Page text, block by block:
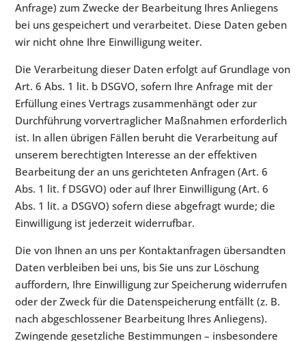
Anfrage) zum Zwecke der Bearbeitung Ihres Anliegens
bei uns gespeichert und verarbeitet. Diese Daten geben
wir nicht ohne Ihre Einwilligung weiter.
Die Verarbeitung dieser Daten erfolgt auf Grundlage von
Art. 6 Abs. 1 lit. b DSGVO, sofern Ihre Anfrage mit der
Erfüllung eines Vertrags zusammenhängt oder zur
Durchführung vorvertraglicher Maßnahmen erforderlich
ist. In allen übrigen Fällen beruht die Verarbeitung auf
unserem berechtigten Interesse an der effektiven
Bearbeitung der an uns gerichteten Anfragen (Art. 6
Abs. 1 lit. f DSGVO) oder auf Ihrer Einwilligung (Art. 6
Abs. 1 lit. a DSGVO) sofern diese abgefragt wurde; die
Einwilligung ist jederzeit widerrufbar.
Die von Ihnen an uns per Kontaktanfragen übersandten
Daten verbleiben bei uns, bis Sie uns zur Löschung
auffordern, Ihre Einwilligung zur Speicherung widerrufen
oder der Zweck für die Datenspeicherung entfällt (z. B.
nach abgeschlossener Bearbeitung Ihres Anliegens).
Zwingende gesetzliche Bestimmungen – insbesondere